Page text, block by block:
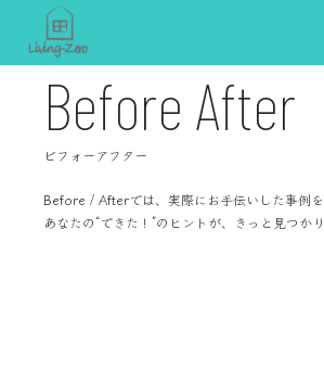
Before After
ビフ ォ ーアフ タ ー
Before / Afterでは、 実際に お手伝い し た事例を
あなたの“でき た ！ ”の ヒ ン ト が、 き っ と 見つか り